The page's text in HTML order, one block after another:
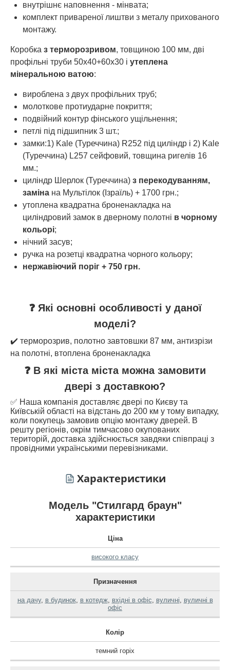
внутрішнє наповнення - мінвата;
комплект привареної лиштви з металу прихованого
монтажу.
Коробка з терморозривом, товщиною 100 мм, дві
профільні труби 50х40+60х30 і утеплена
мінеральною ватою:
вироблена з двух профільних труб;
молоткове протиударне покриття;
подвійний контур фінського ущільнення;
петлі під підшипник 3 шт.;
замки:1) Kale (Туреччина) R252 під циліндр і 2) Kale
(Туреччина) L257 сейфовий, товщина ригелів 16
мм.;
циліндр Шерлок (Туреччина) з перекодуванням,
заміна на Мультілок (Ізраїль) + 1700 грн.;
утоплена квадратна броненакладка на
циліндровий замок в дверному полотні в чорному
кольорі;
нічний засув;
ручка на розетці квадратна чорного кольору;
нержавіючий поріг + 750 грн.
❓ Які основні особливості у даної
моделі?
✔️ терморозрив, полотно завтовшки 87 мм, антизрізи
на полотні, втоплена броненакладка
❓ В які міста міста можна замовити
двері з доставкою?
✅ Наша компанія доставляє двері по Києву та
Київській області на відстань до 200 км у тому випадку,
коли покупець замовив опцію монтажу дверей. В
решту регіонів, окрім тимчасово окупованих
територій, доставка здійснюється завдяки співпраці з
провідними українськими перевізниками.
Характеристики
Модель "Стилгард браун"
характеристики
Ціна
високого класу
Призначення
на дачу, в будинок, в котедж, вхідні в офіс, вуличні, вуличні в
офіс
Колір
темний горіх